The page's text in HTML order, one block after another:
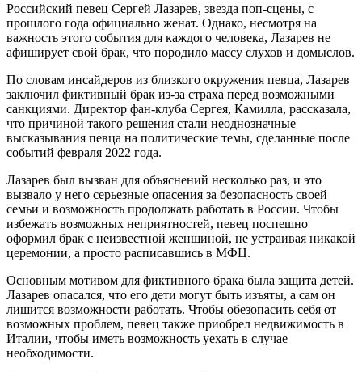
Российский певец Сергей Лазарев, звезда поп-сцены, с
прошлого года официально женат. Однако, несмотря на
важность этого события для каждого человека, Лазарев не
афиширует свой брак, что породило массу слухов и домыслов.
По словам инсайдеров из близкого окружения певца, Лазарев
заключил фиктивный брак из-за страха перед возможными
санкциями. Директор фан-клуба Сергея, Камилла, рассказала,
что причиной такого решения стали неоднозначные
высказывания певца на политические темы, сделанные после
событий февраля 2022 года.
Лазарев был вызван для объяснений несколько раз, и это
вызвало у него серьезные опасения за безопасность своей
семьи и возможность продолжать работать в России. Чтобы
избежать возможных неприятностей, певец поспешно
оформил брак с неизвестной женщиной, не устраивая никакой
церемонии, а просто расписавшись в МФЦ.
Основным мотивом для фиктивного брака была защита детей.
Лазарев опасался, что его дети могут быть изъяты, а сам он
лишится возможности работать. Чтобы обезопасить себя от
возможных проблем, певец также приобрел недвижимость в
Италии, чтобы иметь возможность уехать в случае
необходимости.